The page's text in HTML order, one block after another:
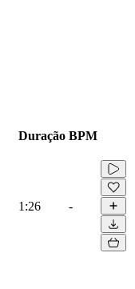
Duração BPM
1:26 -